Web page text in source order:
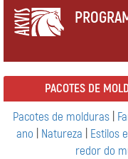
PACOTES DE
Pacotes de molduras
ano
Natureza Estilos
redor do